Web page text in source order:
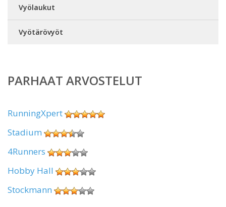
Vyölaukut
Vyötärövyöt
PARHAAT ARVOSTELUT
RunningXpert
Stadium
4Runners
Hobby Hall
Stockmann